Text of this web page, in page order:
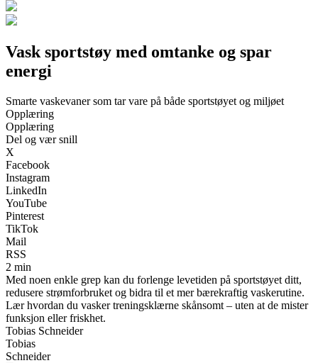
Vask sportstøy med omtanke og spar
energi
Smarte vaskevaner som tar vare på både sportstøyet og miljøet
Opplæring
Opplæring
Del og vær snill
X
Facebook
Instagram
LinkedIn
YouTube
Pinterest
TikTok
Mail
RSS
2 min
Med noen enkle grep kan du forlenge levetiden på sportstøyet ditt,
redusere strømforbruket og bidra til et mer bærekraftig vaskerutine.
Lær hvordan du vasker treningsklærne skånsomt – uten at de mister
funksjon eller friskhet.
Tobias Schneider
Tobias
Schneider